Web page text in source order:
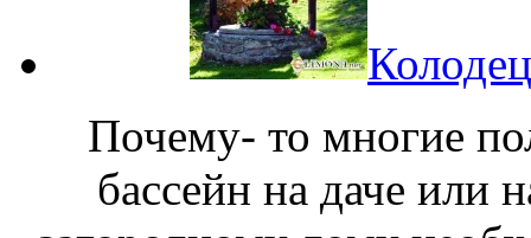
Почему- то многие
бассейн на даче или